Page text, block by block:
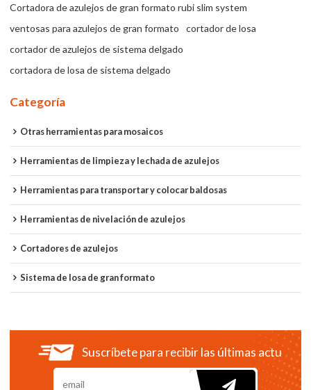
Cortadora de azulejos de gran formato rubi slim system
ventosas para azulejos de gran formato
cortador de losa
cortador de azulejos de sistema delgado
cortadora de losa de sistema delgado
Categoría
Otras herramientas para mosaicos
Herramientas de limpieza y lechada de azulejos
Herramientas para transportar y colocar baldosas
Herramientas de nivelación de azulejos
Cortadores de azulejos
Sistema de losa de gran formato
Suscríbete para recibir las últimas